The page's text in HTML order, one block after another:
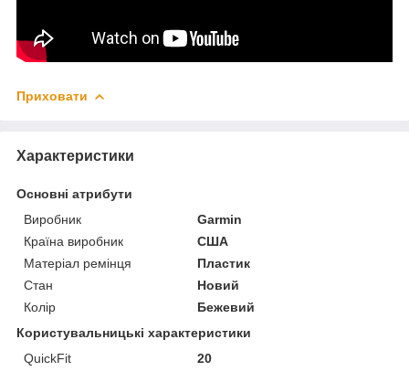
Приховати
Характеристики
Основні атрибути
Виробник
Garmin
Країна виробник
США
Матеріал ремінця
Пластик
Стан
Новий
Колір
Бежевий
Користувальницькі характеристики
QuickFit
20